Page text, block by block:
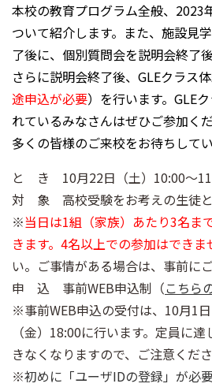
本校の教育プログラム全般、2023
ついて紹介します。また、施設見
了後に、個別質問会を説明会終了
さらに説明会終了後、GLEクラス
途申込が必要）を行います。GLE
れているみなさんはぜひご参加くだ
多くの皆様のご来校をお待ちしてい
と き 10月22日（土）10:00～
対 象 高校受験をお考えの生徒
※当日は1組（家族）あたり3名ま
きます。4名以上での参加はできま
い。ご事情がある場合は、事前に
申 込 事前WEB申込制（こちら
※事前WEB申込の受付は、10月1
（金）18:00に行います。定員に
きなくなりますので、ご注意くださ
※初めに「ユーザIDの登録」が必